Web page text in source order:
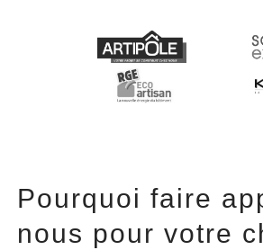
Pourquoi faire
nous pour votre